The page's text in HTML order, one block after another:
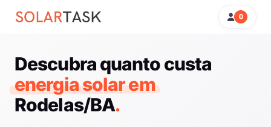
0
Descubra quanto custa
energia solar em
Rodelas/BA.